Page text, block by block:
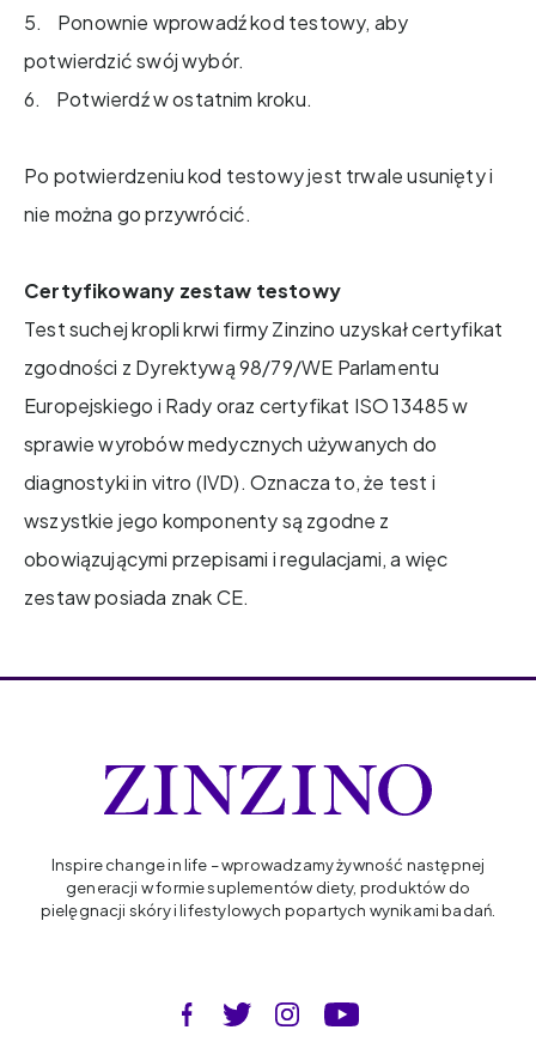
5. Ponownie wprowadź kod testowy, aby
potwierdzić swój wybór.
6. Potwierdź w ostatnim kroku.
Po potwierdzeniu kod testowy jest trwale usunięty i
nie można go przywrócić.
Certyfikowany zestaw testowy
Test suchej kropli krwi firmy Zinzino uzyskał certyfikat
zgodności z Dyrektywą 98/79/WE Parlamentu
Europejskiego i Rady oraz certyfikat ISO 13485 w
sprawie wyrobów medycznych używanych do
diagnostyki in vitro (IVD). Oznacza to, że test i
wszystkie jego komponenty są zgodne z
obowiązującymi przepisami i regulacjami, a więc
zestaw posiada znak CE.
Inspire change in life – wprowadzamy żywność następnej
generacji w formie suplementów diety, produktów do
pielęgnacji skóry i lifestylowych popartych wynikami badań.